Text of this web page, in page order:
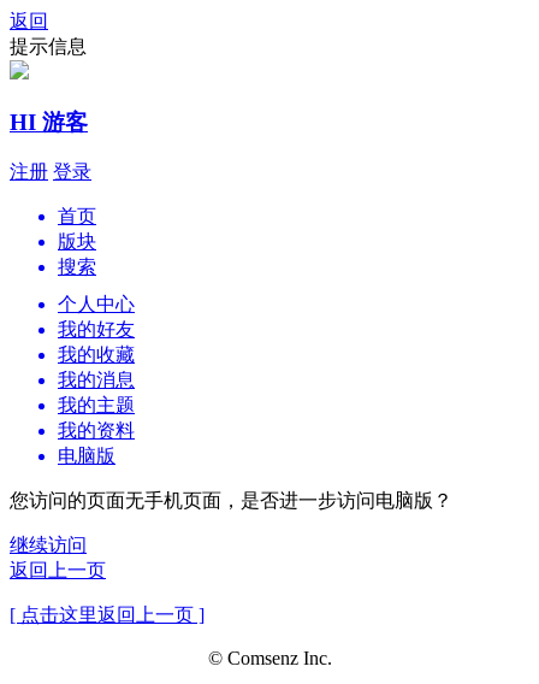
返回
提示信息
HI 游客
注册 登录
首页
版块
搜索
个人中心
我的好友
我的收藏
我的消息
我的主题
我的资料
电脑版
您访问的页面无手机页面，是否进一步访问电脑版？
继续访问
返回上一页
[ 点击这里返回上一页 ]
© Comsenz Inc.